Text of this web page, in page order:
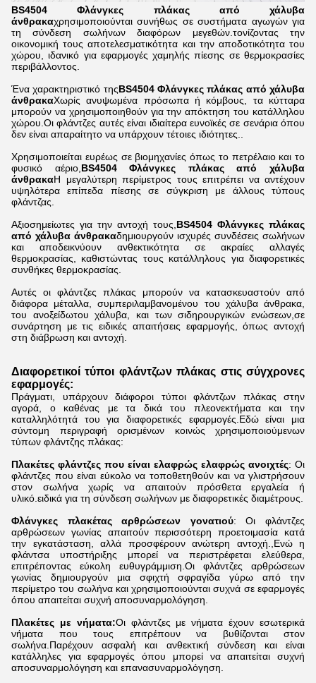
BS4504 Φλάνγκες πλάκας από χάλυβα
άνθρακαχρησιμοποιούνται συνήθως σε συστήματα αγωγών για
τη σύνδεση σωλήνων διαφόρων μεγεθών.τονίζοντας την
οικονομική τους αποτελεσματικότητα και την αποδοτικότητα του
χώρου, ιδανικό για εφαρμογές χαμηλής πίεσης σε θερμοκρασίες
περιβάλλοντος.
Ένα χαρακτηριστικό τηςBS4504 Φλάνγκες πλάκας από χάλυβα
άνθρακαΧωρίς ανυψωμένα πρόσωπα ή κόμβους, τα κύτταρα
μπορούν να χρησιμοποιηθούν για την απόκτηση του κατάλληλου
χώρου.Οι φλάντζες αυτές είναι ιδιαίτερα ευνοϊκές σε σενάρια όπου
δεν είναι απαραίτητο να υπάρχουν τέτοιες ιδιότητες..
Χρησιμοποιείται ευρέως σε βιομηχανίες όπως το πετρέλαιο και το
φυσικό αέριο, BS4504 Φλάνγκες πλάκας από χάλυβα
άνθρακαΗ μεγαλύτερη περίμετρος τους επιτρέπει να αντέχουν
υψηλότερα επίπεδα πίεσης σε σύγκριση με άλλους τύπους
φλάντζας.
Αξιοσημείωτες για την αντοχή τους, BS4504 Φλάνγκες πλάκας
από χάλυβα άνθρακαδημιουργούν ισχυρές συνδέσεις σωλήνων
και αποδεικνύουν ανθεκτικότητα σε ακραίες αλλαγές
θερμοκρασίας, καθιστώντας τους κατάλληλους για διαφορετικές
συνθήκες θερμοκρασίας.
Αυτές οι φλάντζες πλάκας μπορούν να κατασκευαστούν από
διάφορα μέταλλα, συμπεριλαμβανομένου του χάλυβα άνθρακα,
του ανοξείδωτου χάλυβα, και των σιδηρουργικών ενώσεων,σε
συνάρτηση με τις ειδικές απαιτήσεις εφαρμογής, όπως αντοχή
στη διάβρωση και αντοχή.
Διαφορετικοί τύποι φλάντζων πλάκας στις σύγχρονες
εφαρμογές:
Πράγματι, υπάρχουν διάφοροι τύποι φλάντζων πλάκας στην
αγορά, ο καθένας με τα δικά του πλεονεκτήματα και την
καταλληλότητά του για διαφορετικές εφαρμογές.Εδώ είναι μια
σύντομη περιγραφή ορισμένων κοινώς χρησιμοποιούμενων
τύπων φλάντζης πλάκας:
Πλακέτες φλάντζες που είναι ελαφρώς ελαφρώς ανοιχτές: Οι
φλάντζες που είναι εύκολο να τοποθετηθούν και να γλιστρήσουν
στον σωλήνα χωρίς να απαιτούν πρόσθετα εργαλεία ή
υλικό.ειδικά για τη σύνδεση σωλήνων με διαφορετικές διαμέτρους.
Φλάνγκες πλακέτας αρθρώσεων γονατιού: Οι φλάντζες
αρθρώσεων γωνίας απαιτούν περισσότερη προετοιμασία κατά
την εγκατάσταση, αλλά προσφέρουν ανώτερη αντοχή.,Ενώ η
φλάντσα υποστήριξης μπορεί να περιστρέφεται ελεύθερα,
επιτρέποντας εύκολη ευθυγράμμιση.Οι φλάντζες αρθρώσεων
γωνίας δημιουργούν μια σφιχτή σφραγίδα γύρω από την
περίμετρο του σωλήνα και χρησιμοποιούνται συχνά σε εφαρμογές
όπου απαιτείται συχνή αποσυναρμολόγηση.
Πλακέτες με νήματα:Οι φλάντζες με νήματα έχουν εσωτερικά
νήματα που τους επιτρέπουν να βυθίζονται στον
σωλήνα.Παρέχουν ασφαλή και ανθεκτική σύνδεση και είναι
κατάλληλες για εφαρμογές όπου μπορεί να απαιτείται συχνή
αποσυναρμολόγηση και επανασυναρμολόγηση.